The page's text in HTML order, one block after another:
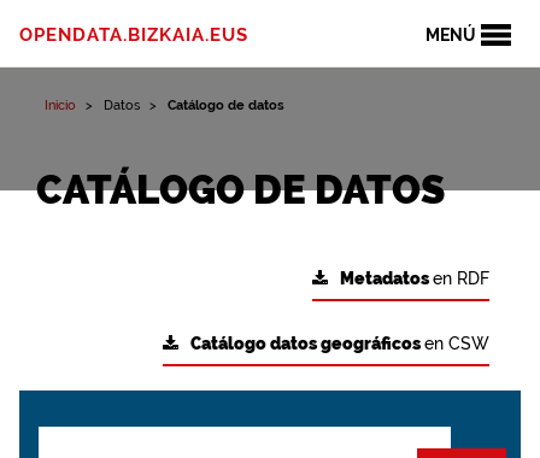
MENÚ
OPENDATA.BIZKAIA.EUS
Inicio Datos Catálogo de datos
CATÁLOGO DE DATOS
Metadatosen RDF
Catálogo datos geográficosen CSW